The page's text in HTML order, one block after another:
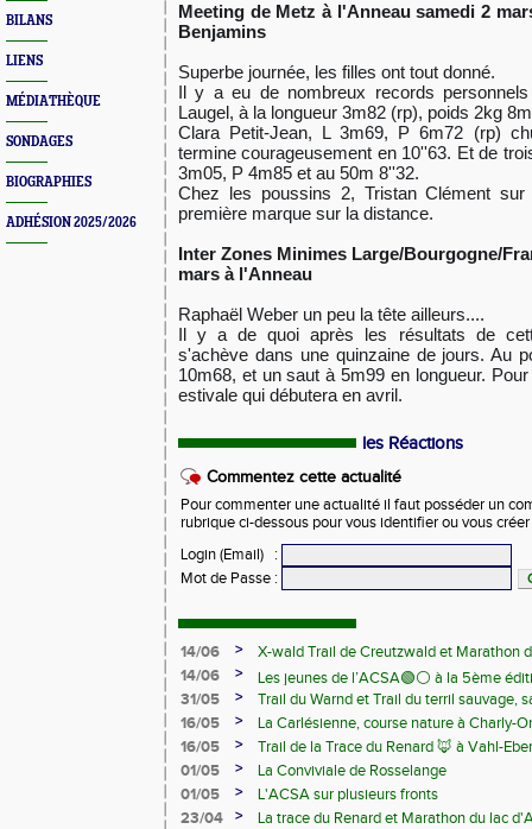
BILANS
LIENS
MÉDIATHÈQUE
SONDAGES
BIOGRAPHIES
ADHÉSION 2025/2026
Meeting de Metz à l'Anneau samedi 2
Benjamins
Superbe journée, les filles ont tout donné.
Il y a eu de nombreux records
Laugel, à la longueur 3m82 (rp), poids 2kg
Clara Petit-Jean, L 3m69, P 6m72 (rp)
termine courageusement en 10''63. Et de
3m05, P 4m85 et au 50m 8''32.
Chez les poussins 2, Tristan Clément
première marque sur la distance.
Inter Zones Minimes Large/Bourgogne/
mars à l'Anneau
Raphaël Weber un peu la tête ailleurs....
Il y a de quoi après les résultats de
s'achève dans une quinzaine de jours. Au
10m68, et un saut à 5m99 en longueur.
estivale qui débutera en avril.
les Réactions
Commentez cette actualité
Pour commenter une actualité il faut posséder un
rubrique ci-dessous pour vous identifier ou vous
Login (Email)
:
Mot de Passe :
14/06 >
X-wald Trail de Creutzwald et Marathon
14/06
>
Les jeunes de l’ACSA🟢⚪️ à la 5ème
Samedi 13 juin
31/05 >
Trail du Warnd et Trail du terril sauvage,
16/05
>
La Carlésienne, course nature à Charly-
16/05
>
Trail de la Trace du Renard 🦊 à Vahl-
01/05
>
La Conviviale de Rosselange
01/05
>
L'ACSA sur plusieurs fronts
23/04
>
La trace du Renard et Marathon du lac